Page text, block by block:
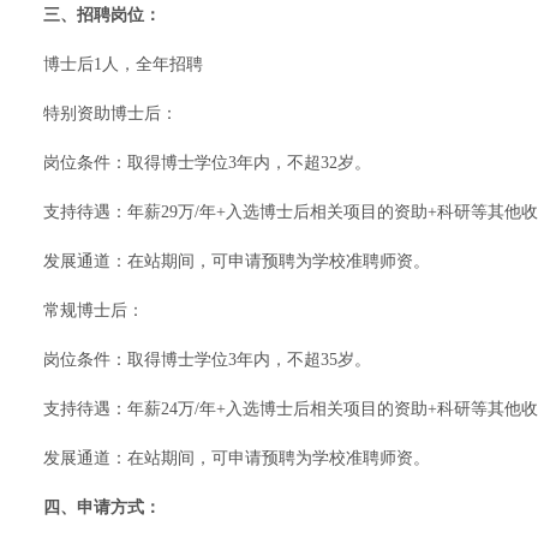
三、招聘岗位：
博士后1人，全年招聘
特别资助博士后：
岗位条件：取得博士学位3年内，不超32岁。
支持待遇：年薪29万/年+入选博士后相关项目的资助+科研等其他收
发展通道：在站期间，可申请预聘为学校准聘师资。
常规博士后：
岗位条件：取得博士学位3年内，不超35岁。
支持待遇：年薪24万/年+入选博士后相关项目的资助+科研等其他收
发展通道：在站期间，可申请预聘为学校准聘师资。
四、申请方式：